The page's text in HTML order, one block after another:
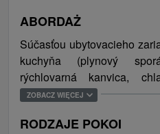
Prielomom Dunajca a v
stala obľúbeným miestom
klientelu.
ABORDAŻ
Súčasťou ubytovacieho
kuchyňa (plynový
rýchlovarná kanvica,
Najbližšia reštaurácia sa
ZOBACZ WIĘCEJ
RODZAJE POKOI